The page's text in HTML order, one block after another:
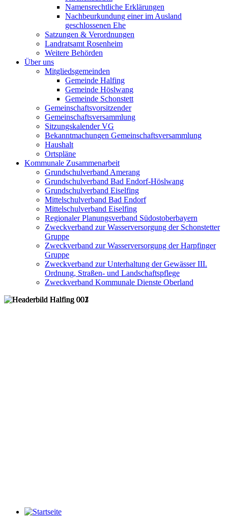
Namensrechtliche Erklärungen
Nachbeurkundung einer im Ausland
geschlossenen Ehe
Satzungen & Verordnungen
Landratsamt Rosenheim
Weitere Behörden
Über uns
Mitgliedsgemeinden
Gemeinde Halfing
Gemeinde Höslwang
Gemeinde Schonstett
Gemeinschaftsvorsitzender
Gemeinschaftsversammlung
Sitzungskalender VG
Bekanntmachungen Gemeinschaftsversammlung
Haushalt
Ortspläne
Kommunale Zusammenarbeit
Grundschulverband Amerang
Grundschulverband Bad Endorf-Höslwang
Grundschulverband Eiselfing
Mittelschulverband Bad Endorf
Mittelschulverband Eiselfing
Regionaler Planungsverband Südostoberbayern
Zweckverband zur Wasserversorgung der Schonstetter
Gruppe
Zweckverband zur Wasserversorgung der Harpfinger
Gruppe
Zweckverband zur Unterhaltung der Gewässer III.
Ordnung, Straßen- und Landschaftspflege
Zweckverband Kommunale Dienste Oberland